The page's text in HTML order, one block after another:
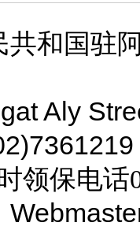
共和国驻
Aly
领保电话